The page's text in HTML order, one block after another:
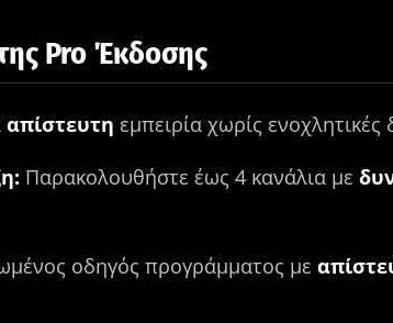
Pro Έκδοσης
απίστευτη εμπειρία χωρίς ενοχλητικές
Παρακολουθήστε έως 4 κανάλια με
οδηγός προγράμματος με